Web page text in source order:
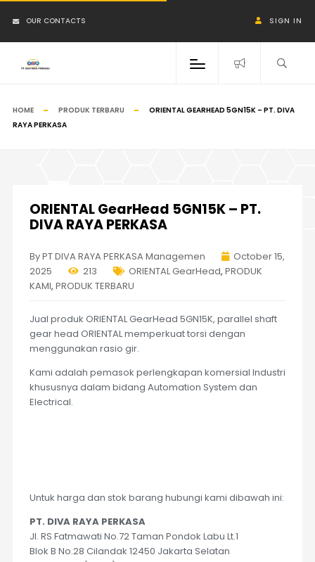
OUR CONTACTS SIGN IN
HOME PRODUK TERBARU
ORIENTAL GEARHEAD 5GN15K – PT. DIVA
RAYA PERKASA
ORIENTAL GearHead 5GN15K – PT.
DIVA RAYA PERKASA
By PT DIVA RAYA PERKASA Managemen
October 15,
2025
213 ORIENTAL GearHead, PRODUK
KAMI, PRODUK TERBARU
Jual produk ORIENTAL GearHead 5GN15K, parallel shaft
gear head ORIENTAL memperkuat torsi dengan
menggunakan rasio gir.
Kami adalah pemasok perlengkapan komersial Industri
khususnya dalam bidang Automation System dan
Electrical.
Untuk harga dan stok barang hubungi kami dibawah ini:
PT. DIVA RAYA PERKASA
Jl. RS Fatmawati No.72 Taman Pondok Labu Lt.1
Blok B No.28 Cilandak 12450 Jakarta Selatan